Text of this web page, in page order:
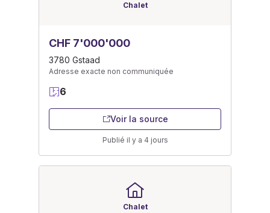
Chalet
CHF 7'000'000
3780 Gstaad
Adresse exacte non communiquée
6
Voir la source
Publié il y a 4 jours
Chalet